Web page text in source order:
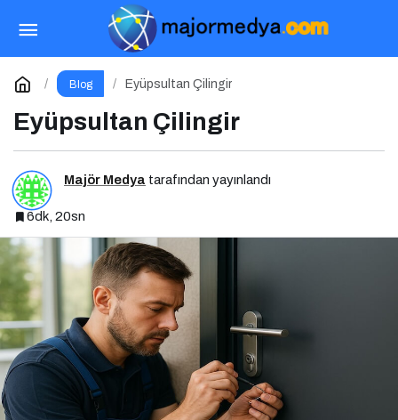
Blog Eyüpsultan Çilingir
Eyüpsultan Çilingir
Majör Medya tarafından yayınlandı
6dk, 20sn
Sattas’tan Güneşe Davet
Yorum Yap